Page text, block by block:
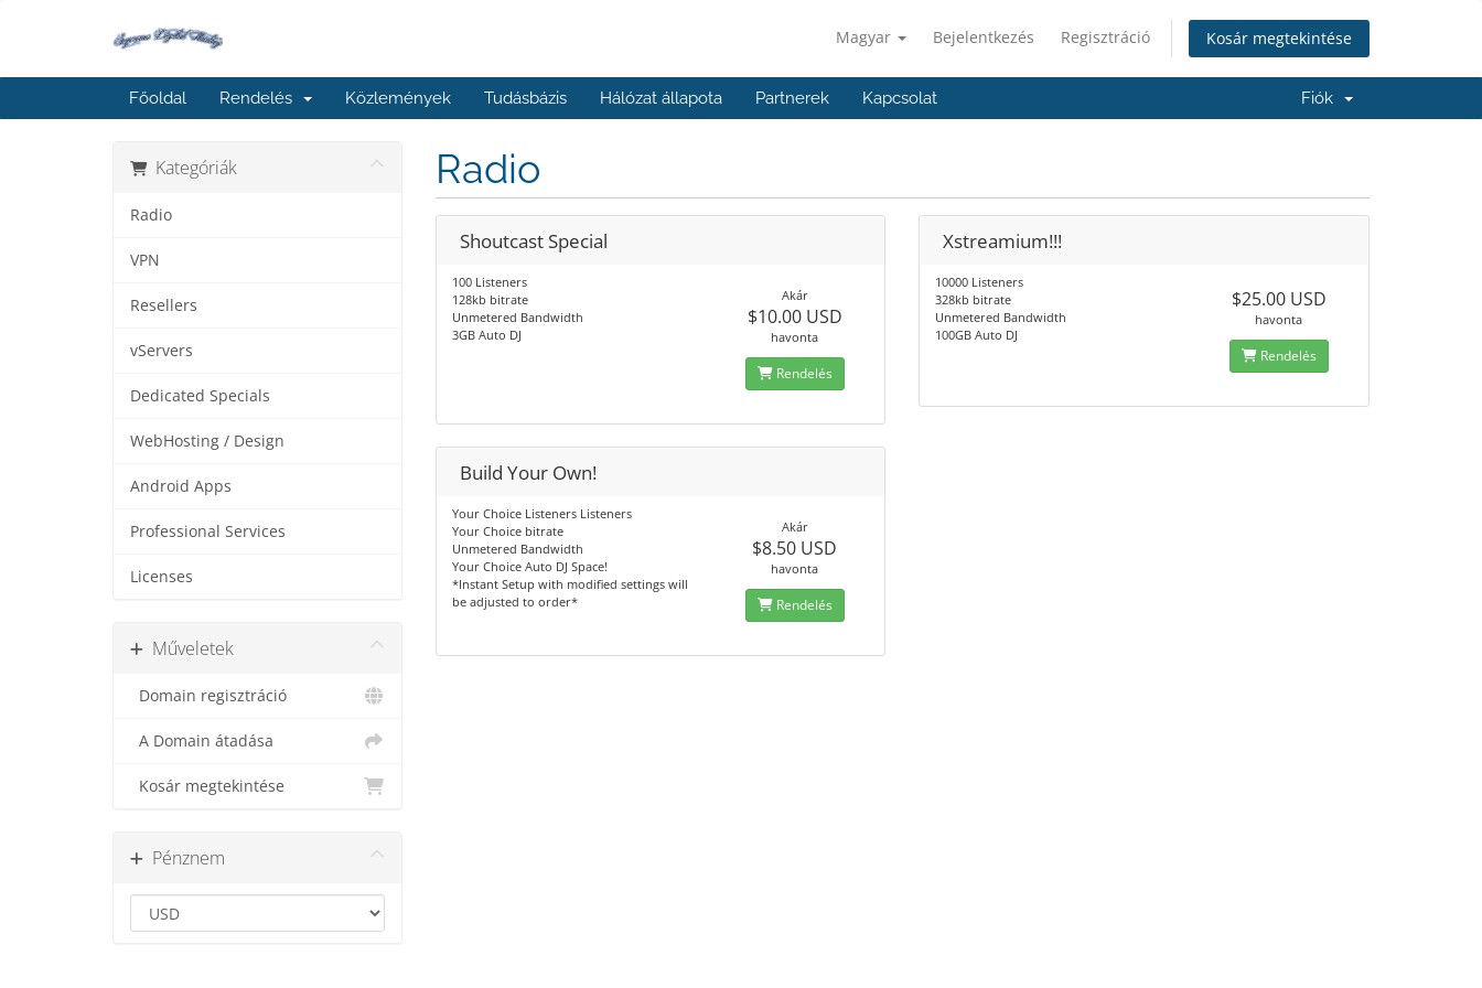
Magyar Bejelentkezés Regisztráció Kosár megtekintése
Főoldal Rendelés Közlemények Tudásbázis Hálózat állapota Partnerek Kapcsolat Fiók
Kategóriák
Radio
VPN
Resellers
vServers
Dedicated Specials
WebHosting / Design
Android Apps
Professional Services
Licenses
Műveletek
Domain regisztráció
A Domain átadása
Kosár megtekintése
Pénznem
Radio
Shoutcast Special
100 Listeners
128kb bitrate
Unmetered Bandwidth
3GB Auto DJ
Akár
$10.00 USD
havonta
Rendelés
Xstreamium!!!
10000 Listeners
328kb bitrate
Unmetered Bandwidth
100GB Auto DJ
$25.00 USD
havonta
Rendelés
Build Your Own!
Your Choice Listeners Listeners
Your Choice bitrate
Unmetered Bandwidth
Your Choice Auto DJ Space!
*Instant Setup with modified settings will
be adjusted to order*
Akár
$8.50 USD
havonta
Rendelés